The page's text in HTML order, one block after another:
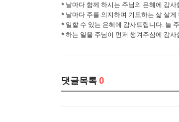
* 날마다 함께 하시는 주님의 은혜에 감
* 날마다 주를 의지하며 기도하는 삶 살
* 일할 수 있는 은혜에 감사드립니다. 늘
* 하는 일을 주님이 먼저 챙겨주심에 감
댓글목록 0